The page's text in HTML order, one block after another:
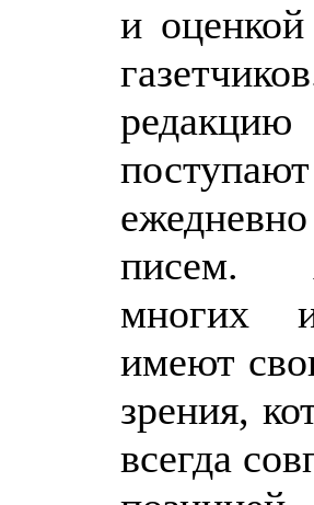
и
редакцию
поступают
писем.
многих
имеют
зрения,
всегда